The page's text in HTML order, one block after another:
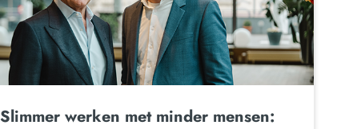
Slimmer werken met minder mensen: